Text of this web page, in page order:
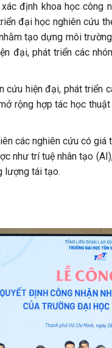
xác định khoa học công
đại học nghiên cứu
tạo dựng môi
đại, phát triển các
cứu hiện đại, phát triển
rộng hợp tác học
các nghiên cứu có
như trí tuệ nhân tạo
lượng tái tạo.